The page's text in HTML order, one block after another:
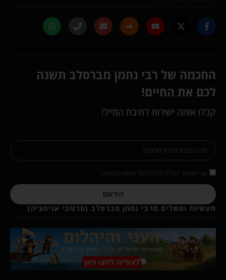
החכמה של רבי נחמן מברסלב תשנה
לכם את החיים!
קבלו אותה ישירות לתיבת המייל!
הירשם
מעשיות ומשלים מרבי נחמן מברסלב (סרטוני אנימציה)